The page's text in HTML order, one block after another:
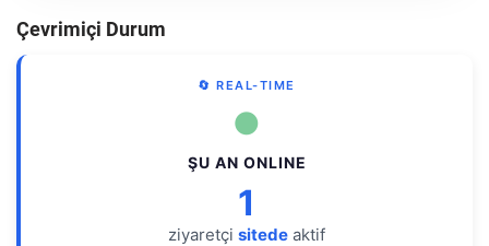
Çevrimiçi Durum
🔄 REAL-TIME
●
ŞU AN ONLINE
1
ziyaretçi sitede aktif